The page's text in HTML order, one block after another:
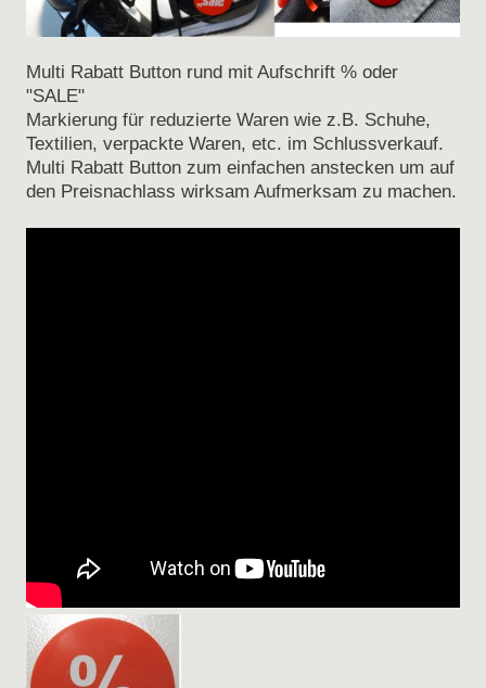
Multi Rabatt Button rund mit Aufschrift % oder
"SALE"
Markierung für reduzierte Waren wie z.B. Schuhe,
Textilien, verpackte Waren, etc. im Schlussverkauf.
Multi Rabatt Button zum einfachen anstecken um auf
den Preisnachlass wirksam Aufmerksam zu machen.